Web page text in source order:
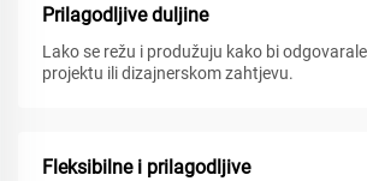
Prilagodljive duljine
Lako se režu i produžuju kako bi
projektu ili dizajnerskom zahtjevu.
Fleksibilne i prilagodljive